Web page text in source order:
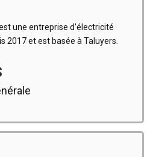
est une entreprise d’électricité
2017 et est basée à Taluyers.